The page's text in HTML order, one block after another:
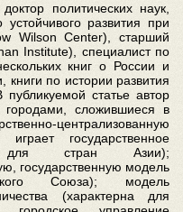
политических наук,
развития при
Wilson Center), старший
Institute), специалист по
книг о России и
книги по истории развития
статье автор
городами, сложившиеся в
централизованную
государственное
для стран Азии);
государственную модель
Союза); модель
(характерна для